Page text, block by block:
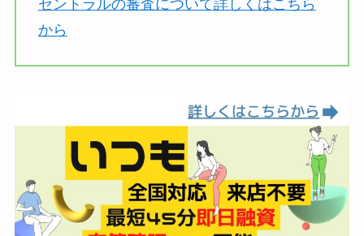
セントラルの審査について詳しくはこちら
から